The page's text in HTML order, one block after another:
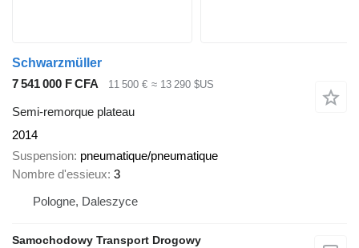
Schwarzmüller
7 541 000 F CFA
11 500 € ≈ 13 290 $US
Semi-remorque plateau
2014
Suspension pneumatique/pneumatique
Nombre d'essieux 3
Pologne, Daleszyce
Samochodowy Transport Drogowy